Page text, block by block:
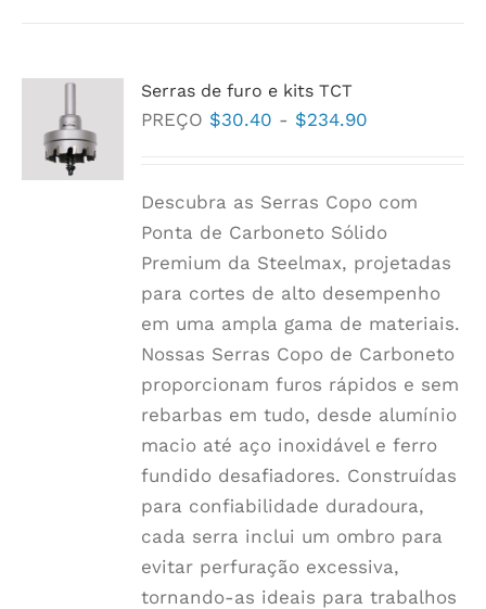
variantes.
As
ser
escolhidas
na
página
do
produto
Serras de furo e kits TCT
PREÇO $30.40 - $234.90
$30.40
a
$234.90
Descubra as Serras Copo com
Ponta de Carboneto Sólido
Premium da Steelmax, projetadas
para cortes de alto desempenho
em uma ampla gama de materiais.
Nossas Serras Copo de Carboneto
proporcionam furos rápidos e sem
rebarbas em tudo, desde alumínio
macio até aço inoxidável e ferro
fundido desafiadores. Construídas
para confiabilidade duradoura,
cada serra inclui um ombro para
evitar perfuração excessiva,
tornando-as ideais para trabalhos